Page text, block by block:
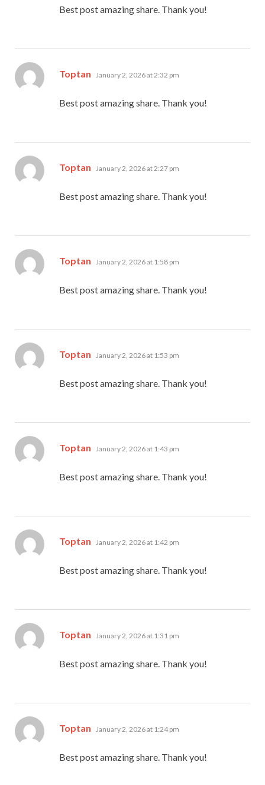
Best post amazing share. Thank you!
Toptan says:
January 2, 2026 at 2:32 pm
Best post amazing share. Thank you!
Toptan says:
January 2, 2026 at 2:27 pm
Best post amazing share. Thank you!
Toptan says:
January 2, 2026 at 1:58 pm
Best post amazing share. Thank you!
Toptan says:
January 2, 2026 at 1:53 pm
Best post amazing share. Thank you!
Toptan says:
January 2, 2026 at 1:43 pm
Best post amazing share. Thank you!
Toptan says:
January 2, 2026 at 1:42 pm
Best post amazing share. Thank you!
Toptan says:
January 2, 2026 at 1:31 pm
Best post amazing share. Thank you!
Toptan says:
January 2, 2026 at 1:24 pm
Best post amazing share. Thank you!